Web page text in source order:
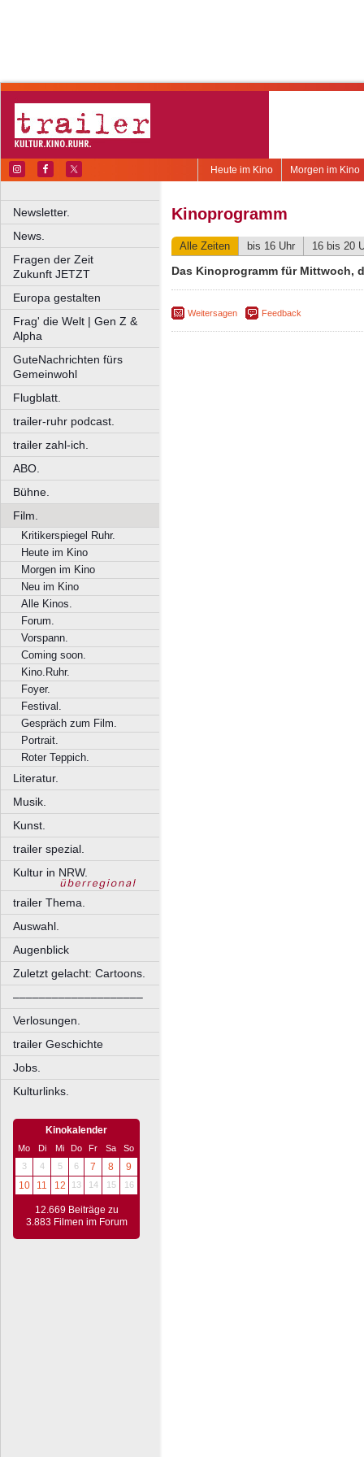
Morgen im Kino
Heute im Kino
Newsletter.
News.
Fragen der Zeit
Zukunft JETZT
Europa gestalten
Frag' die Welt | Gen Z &
Alpha
GuteNachrichten fürs
Gemeinwohl
Flugblatt.
trailer-ruhr podcast.
trailer zahl-ich.
ABO.
Bühne.
Film.
Kritikerspiegel Ruhr.
Heute im Kino
Morgen im Kino
Neu im Kino
Alle Kinos.
Forum.
Vorspann.
Coming soon.
Kino.Ruhr.
Foyer.
Festival.
Gespräch zum Film.
Portrait.
Roter Teppich.
Literatur.
Musik.
Kunst.
trailer spezial.
Kultur in NRW.
trailer Thema.
Auswahl.
Augenblick
Zuletzt gelacht: Cartoons.
––––––––––––––––––––
Verlosungen.
trailer Geschichte
Jobs.
Kulturlinks.
Kinokalender
Mo Di Mi Do Fr Sa
So
3
4 5 6 7 8
9
10
11 12 13 14 15 16
12.669 Beiträge zu
3.883 Filmen im Forum
Kinoprogramm
Alle Zeiten bis 16 Uhr 16 bis 20
Das Kinoprogramm für Mittwoch,
Weitersagen Feedback